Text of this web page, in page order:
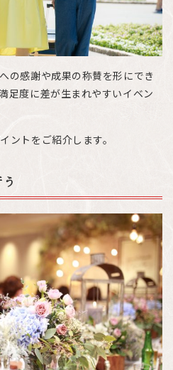
の感謝や成果の称賛を形にでき
足度に差が生まれやすいイベン
ントをご紹介します。